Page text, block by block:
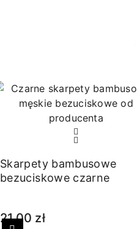
Skarpety bambusowe
bezuciskowe czarne
21,00 zł